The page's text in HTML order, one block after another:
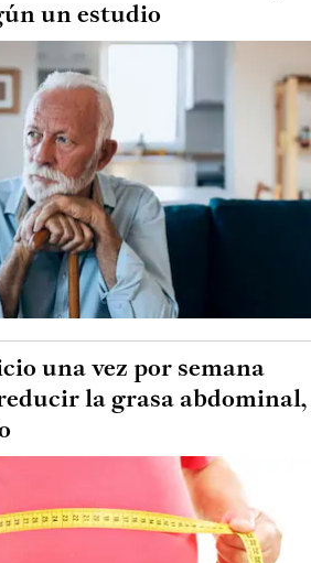
un estudio
una vez por semana
la grasa abdominal,